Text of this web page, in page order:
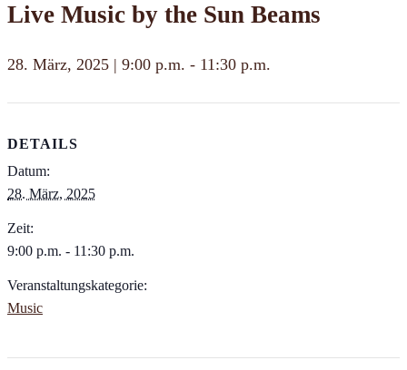
Live Music by the Sun Beams
28. März, 2025 | 9:00 p.m. - 11:30 p.m.
DETAILS
Datum:
28. März, 2025
Zeit:
9:00 p.m. - 11:30 p.m.
Veranstaltungskategorie:
Music